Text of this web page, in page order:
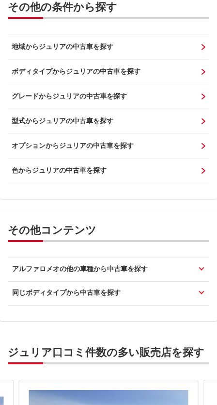
その他の条件から探す
地域からジュリアの中古車を探す
ボディタイプからジュリアの中古車を探す
グレードからジュリアの中古車を探す
型式からジュリアの中古車を探す
オプションからジュリアの中古車を探す
色からジュリアの中古車を探す
その他コンテンツ
アルファロメオの他の車種から中古車を探す
同じボディタイプから中古車を探す
ジュリア口コミ件数の多い販売店を探す